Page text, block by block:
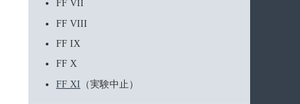
FF VII
FF VIII
FF IX
FF X
FF XI （実験中止）